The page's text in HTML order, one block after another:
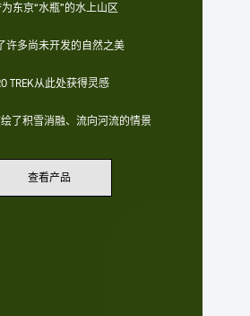
东京“水瓶”的水上山区
许多尚未开发的自然之美
TREK从此处获得灵感
了积雪消融、流向河流的情景
查看产品